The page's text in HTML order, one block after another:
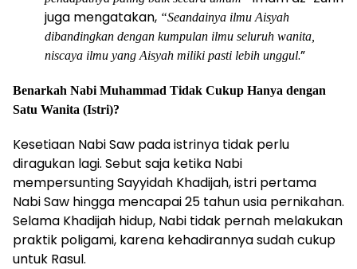
juga mengatakan, “Seandainya ilmu Aisyah
dibandingkan dengan kumpulan ilmu seluruh wanita,
niscaya ilmu yang Aisyah miliki pasti lebih unggul.”
Benarkah Nabi Muhammad Tidak Cukup Hanya dengan
Satu Wanita (Istri)?
Kesetiaan Nabi Saw pada istrinya tidak perlu
diragukan lagi. Sebut saja ketika Nabi
mempersunting Sayyidah Khadijah, istri pertama
Nabi Saw hingga mencapai 25 tahun usia pernikahan.
Selama Khadijah hidup, Nabi tidak pernah melakukan
praktik poligami, karena kehadirannya sudah cukup
untuk Rasul.